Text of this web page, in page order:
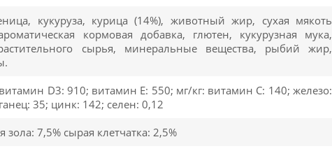
кукуруза, курица (14%), животный жир, сухая мякоть
кормовая добавка, глютен, кукурузная мука,
сырья, минеральные вещества, рыбий жир,
D3: 910; витамин E: 550; мг/кг: витамин C: 140; железо:
35; цинк: 142; селен: 0,12
7,5% сырая клетчатка: 2,5%